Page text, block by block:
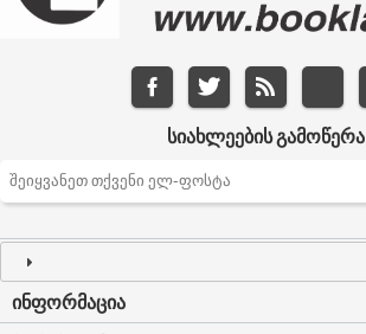
ᲡᲘᲐᲮᲚᲔᲔᲑᲘᲡ ᲒᲐᲛᲝᲬᲔᲠᲐ
ᲘᲜᲤᲝᲠᲛᲐᲪᲘᲐ